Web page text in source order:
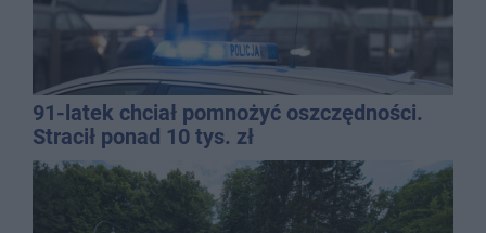
91-latek chciał pomnożyć oszczędności.
Stracił ponad 10 tys. zł